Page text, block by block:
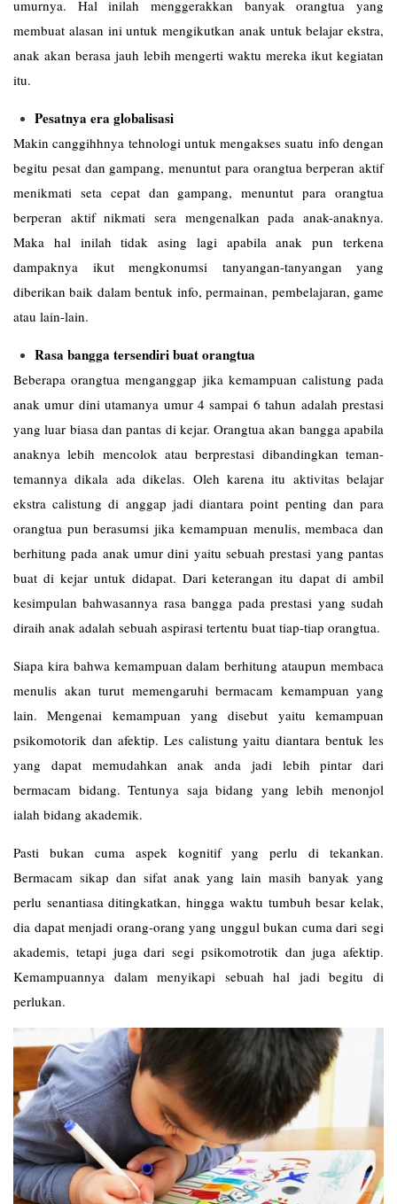
umurnya. Hal inilah menggerakkan banyak orangtua yang
membuat alasan ini untuk mengikutkan anak untuk belajar ekstra,
anak akan berasa jauh lebih mengerti waktu mereka ikut kegiatan
itu.
Pesatnya era globalisasi
Makin canggihhnya tehnologi untuk mengakses suatu info dengan
begitu pesat dan gampang, menuntut para orangtua berperan aktif
menikmati seta cepat dan gampang, menuntut para orangtua
berperan aktif nikmati sera mengenalkan pada anak-anaknya.
Maka hal inilah tidak asing lagi apabila anak pun terkena
dampaknya ikut mengkonumsi tanyangan-tanyangan yang
diberikan baik dalam bentuk info, permainan, pembelajaran, game
atau lain-lain.
Rasa bangga tersendiri buat orangtua
Beberapa orangtua menganggap jika kemampuan calistung pada
anak umur dini utamanya umur 4 sampai 6 tahun adalah prestasi
yang luar biasa dan pantas di kejar. Orangtua akan bangga apabila
anaknya lebih mencolok atau berprestasi dibandingkan teman-
temannya dikala ada dikelas. Oleh karena itu aktivitas belajar
ekstra calistung di anggap jadi diantara point penting dan para
orangtua pun berasumsi jika kemampuan menulis, membaca dan
berhitung pada anak umur dini yaitu sebuah prestasi yang pantas
buat di kejar untuk didapat. Dari keterangan itu dapat di ambil
kesimpulan bahwasannya rasa bangga pada prestasi yang sudah
diraih anak adalah sebuah aspirasi tertentu buat tiap-tiap orangtua.
Siapa kira bahwa kemampuan dalam berhitung ataupun membaca
menulis akan turut memengaruhi bermacam kemampuan yang
lain. Mengenai kemampuan yang disebut yaitu kemampuan
psikomotorik dan afektip. Les calistung yaitu diantara bentuk les
yang dapat memudahkan anak anda jadi lebih pintar dari
bermacam bidang. Tentunya saja bidang yang lebih menonjol
ialah bidang akademik.
Pasti bukan cuma aspek kognitif yang perlu di tekankan.
Bermacam sikap dan sifat anak yang lain masih banyak yang
perlu senantiasa ditingkatkan, hingga waktu tumbuh besar kelak,
dia dapat menjadi orang-orang yang unggul bukan cuma dari segi
akademis, tetapi juga dari segi psikomotrotik dan juga afektip.
Kemampuannya dalam menyikapi sebuah hal jadi begitu di
perlukan.